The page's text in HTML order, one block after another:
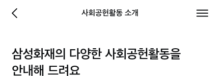
당신에게 좋은보험 - 삼성화재
사회공헌활동 소개 전체
이전 페이지로 이동
삼성화재의 다양한 사회공헌활동을
안내해 드려요